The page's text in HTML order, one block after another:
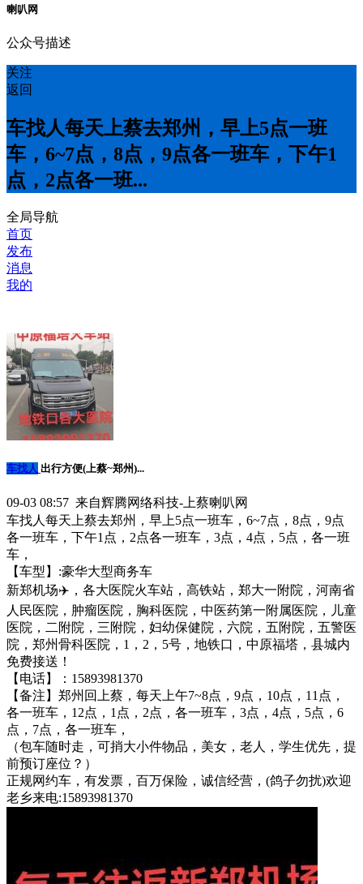
喇叭网
公众号描述
关注
返回
车找人每天上蔡去郑州，早上5点一班
车，6~7点，8点，9点各一班车，下午1
点，2点各一班...
全局导航
首页
发布
消息
我的
车找人 出行方便(上蔡~郑州)...
09-03 08:57 来自辉腾网络科技-上蔡喇叭网
车找人每天上蔡去郑州，早上5点一班车，6~7点，8点，9点
各一班车，下午1点，2点各一班车，3点，4点，5点，各一班
车，
【车型】:豪华大型商务车
新郑机场✈️，各大医院火车站，高铁站，郑大一附院，河南省
人民医院，肿瘤医院，胸科医院，中医药第一附属医院，儿童
医院，二附院，三附院，妇幼保健院，六院，五附院，五警医
院，郑州骨科医院，1，2，5号，地铁口，中原福塔，县城内
免费接送！
【电话】：15893981370
【备注】郑州回上蔡，每天上午7~8点，9点，10点，11点，
各一班车，12点，1点，2点，各一班车，3点，4点，5点，6
点，7点，各一班车，
（包车随时走，可捎大小件物品，美女，老人，学生优先，提
前预订座位？）
正规网约车，有发票，百万保险，诚信经营，(鸽子勿扰)欢迎
老乡来电:15893981370